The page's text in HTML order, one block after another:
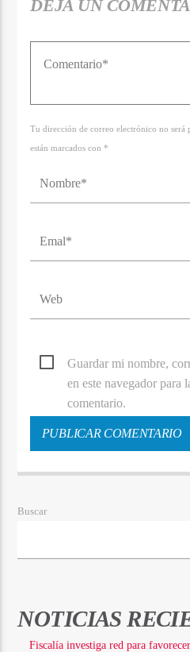
DEJA UN
Tu dirección de correo electrónico no será
están marcados con *
Guardar mi nombre,
en este navegador para
comentario.
Buscar
NOTICIAS
Fiscalía investiga red para